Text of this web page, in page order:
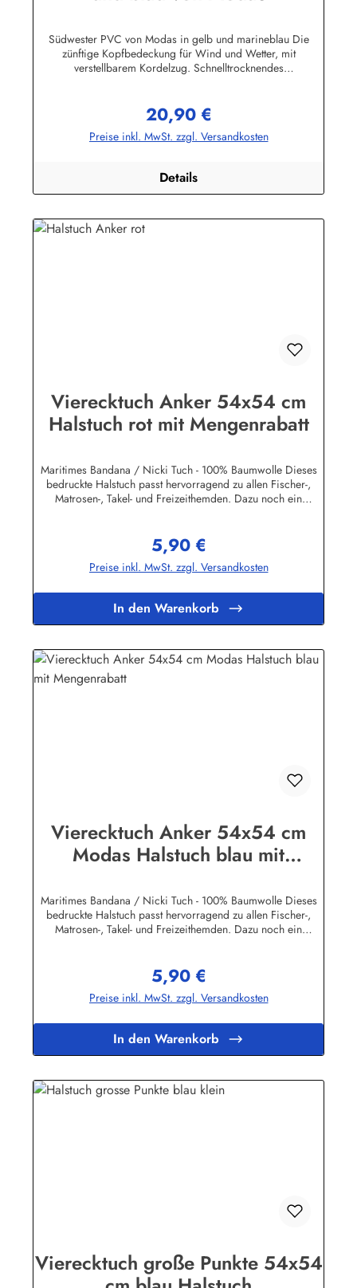
Südwester PVC von Modas in gelb und marineblau Die
zünftige Kopfbedeckung für Wind und Wetter, mit
verstellbarem Kordelzug. Schnelltrocknendes
Bekleidungswerk GmbHHeglitzer Str. 1226409
Wittmundinfo@modas-bekleidung.de
Regulärer Preis:
20,90 €
Preise inkl. MwSt. zzgl. Versandkosten
Details
Vierecktuch Anker 54x54 cm
Halstuch rot mit Mengenrabatt
Maritimes Bandana / Nicki Tuch - 100% Baumwolle Dieses
bedruckte Halstuch passt hervorragend zu allen Fischer-,
Matrosen-, Takel- und Freizeithemden. Dazu noch ein
GmbHHeglitzer Str. 1226409 Wittmundinfo@modas-
bekleidung.de
Regulärer Preis:
5,90 €
Preise inkl. MwSt. zzgl. Versandkosten
In den Warenkorb
Vierecktuch Anker 54x54 cm
Modas Halstuch blau mit
Maritimes Bandana / Nicki Tuch - 100% Baumwolle Dieses
bedruckte Halstuch passt hervorragend zu allen Fischer-,
Matrosen-, Takel- und Freizeithemden. Dazu noch ein
GmbHHeglitzer Str. 1226409 Wittmundinfo@modas-
bekleidung.de
Regulärer Preis:
5,90 €
Preise inkl. MwSt. zzgl. Versandkosten
In den Warenkorb
Vierecktuch große Punkte 54x54